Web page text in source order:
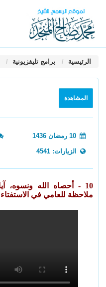
الرئيسية برامج تليفزيونية
المشاهدة
الزيارات: 4541
ملاحظة للعامي في الاستفتاء